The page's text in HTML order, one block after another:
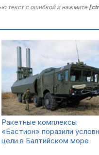
текст с ошибкой и нажмите
Ракетные комплексы
«Бастион» поразили
цели в Балтийском море